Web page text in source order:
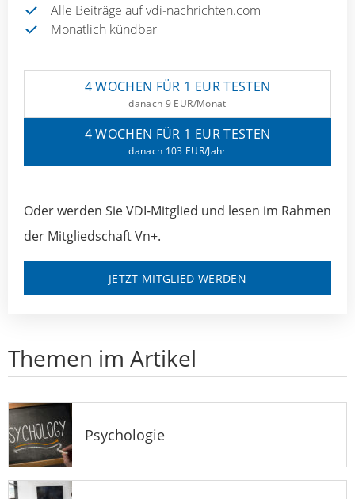
Alle Beiträge auf vdi-nachrichten.com
Monatlich kündbar
4 WOCHEN FÜR 1 EUR TESTEN
danach 9 EUR/Monat
4 WOCHEN FÜR 1 EUR TESTEN
danach 103 EUR/Jahr
Oder werden Sie VDI-Mitglied und lesen im Rahmen
der Mitgliedschaft Vn+.
JETZT MITGLIED WERDEN
Themen im Artikel
Psychologie